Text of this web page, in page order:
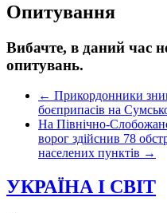
Опитування
Вибачте, в даний час
опитувань.
← Прикордонники
боєприпасів на
На Північно-
ворог здійснив 78
населених пунктів →
УКРАЇНА І СВІТ